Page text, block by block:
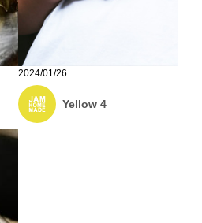
2024/01/26
Yellow 4